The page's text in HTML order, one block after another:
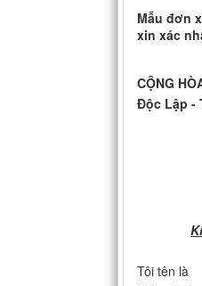
Mẫu đơn
xin xác
CỘNG
Độc Lập -
Tôi